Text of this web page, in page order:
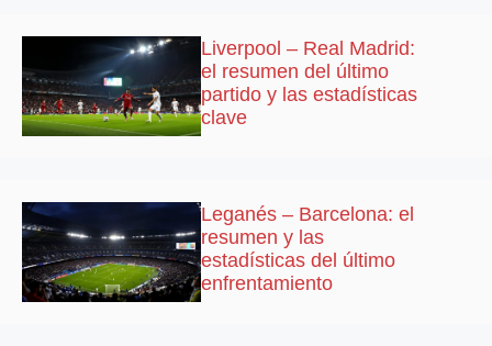
Liverpool – Real Madrid:
el resumen del último
partido y las estadísticas
clave
Leganés – Barcelona: el
resumen y las
estadísticas del último
enfrentamiento